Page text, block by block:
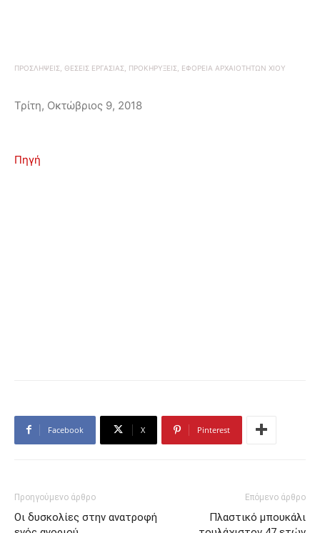
ΠΡΟΣΛΗΨΕΙΣ, ΘΕΣΕΙΣ ΕΡΓΑΣΙΑΣ, ΠΡΟΚΗΡΥΞΕΙΣ, ΕΦΟΡΕΙΑ ΑΡΧΑΙΟΤΗΤΩΝ ΧΙΟΥ
Τρίτη, Οκτώβριος 9, 2018
Πηγή
Facebook X Pinterest
Προηγούμενο άρθρο
Οι δυσκολίες στην ανατροφή
Επόμενο άρθρο
Πλαστικό μπουκάλι